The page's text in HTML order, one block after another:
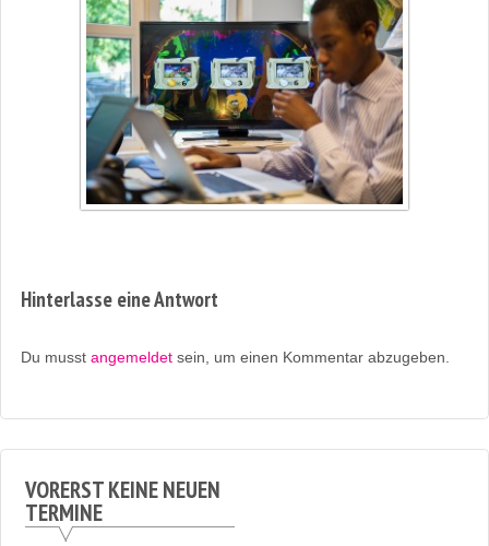
Hinterlasse eine Antwort
Du musst angemeldetsein, um einen Kommentar abzugeben.
VORERST KEINE NEUEN
TERMINE